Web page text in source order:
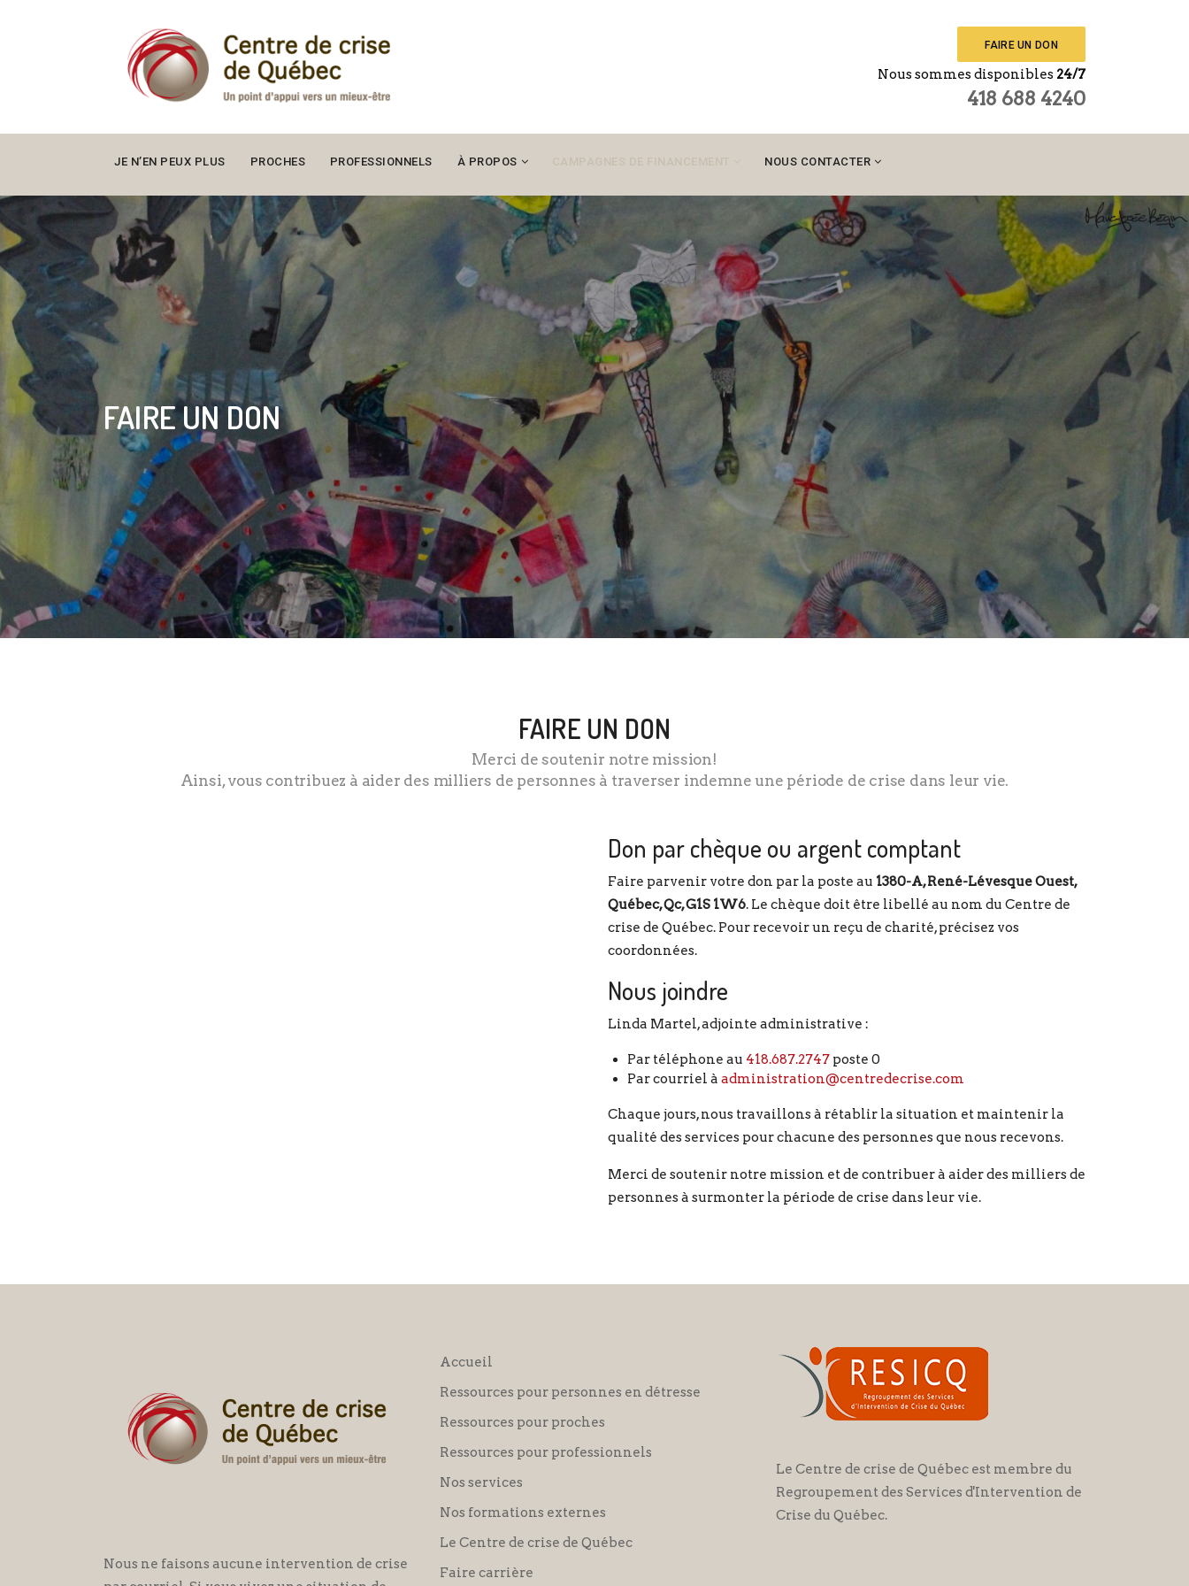
FAIRE UN DON
Nous sommes disponibles 24/7
418 688 4240
JE N’EN PEUX PLUS PROCHES PROFESSIONNELS À PROPOS NOUS CONTACTER
FAIRE UN DON
FAIRE UN DON
Merci de soutenir notre mission!
Ainsi, vous contribuez à aider des milliers de personnes à traverser indemne une période de crise dans leur vie.
Don par chèque ou argent comptant
Faire parvenir votre don par la poste au 1380-A, René-Lévesque Ouest,
Québec, Qc, G1S 1W6. Le chèque doit être libellé au nom du Centre de
crise de Québec. Pour recevoir un reçu de charité, précisez vos
coordonnées.
Nous joindre
Linda Martel, adjointe administrative :
Par téléphone au 418.687.2747 poste 0
Par courriel à administration@centredecrise.com
Chaque jours, nous travaillons à rétablir la situation et maintenir la
qualité des services pour chacune des personnes que nous recevons.
Merci de soutenir notre mission et de contribuer à aider des milliers de
personnes à surmonter la période de crise dans leur vie.
Nous ne faisons aucune intervention de crise
Accueil
Ressources pour personnes en détresse
Ressources pour proches
Ressources pour professionnels
Nos services
Nos formations externes
Le Centre de crise de Québec
Faire carrière
Le Centre de crise de Québec est membre du
Regroupement des Services d'Intervention de
Crise du Québec.